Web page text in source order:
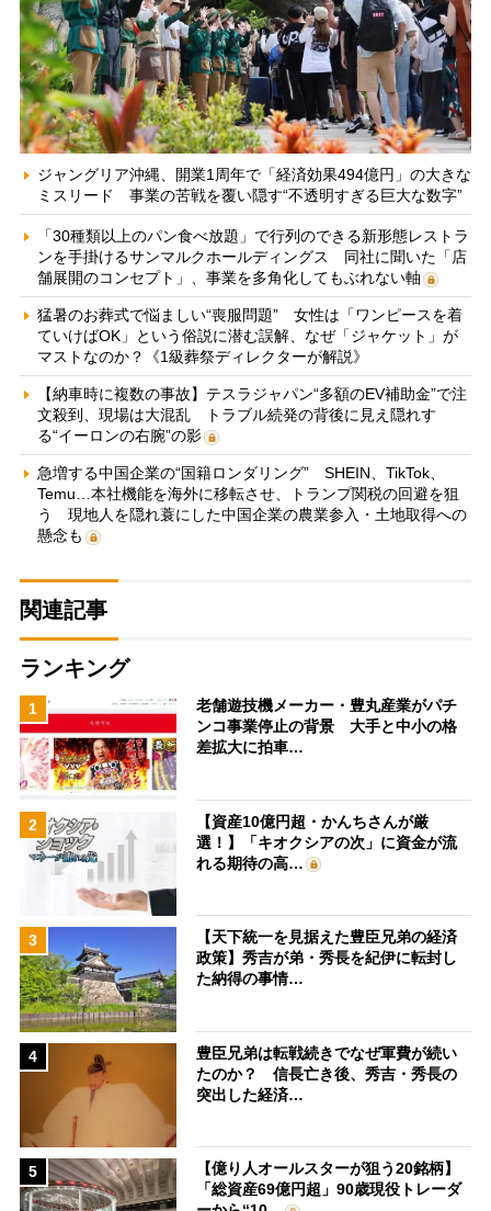
ジャングリア沖縄、開業1周年で「経済効果494億円」の大きな
ミスリード 事業の苦戦を覆い隠す“不透明すぎる巨大な数字”
「30種類以上のパン食べ放題」で行列のできる新形態レストラ
ンを手掛けるサンマルクホールディングス 同社に聞いた「店
舗展開のコンセプト」、事業を多角化してもぶれない軸
猛暑のお葬式で悩ましい“喪服問題” 女性は「ワンピースを着
ていけばOK」という俗説に潜む誤解、なぜ「ジャケット」が
マストなのか？《1級葬祭ディレクターが解説》
【納車時に複数の事故】テスラジャパン“多額のEV補助金”で注
文殺到、現場は大混乱 トラブル続発の背後に見え隠れす
る“イーロンの右腕”の影
急増する中国企業の“国籍ロンダリング” SHEIN、TikTok、
Temu…本社機能を海外に移転させ、トランプ関税の回避を狙
う 現地人を隠れ蓑にした中国企業の農業参入・土地取得への
懸念も
関連記事
ランキング
1
老舗遊技機メーカー・豊丸産業がパチ
ンコ事業停止の背景 大手と中小の格
差拡大に拍車…
2
【資産10億円超・かんちさんが厳
選！】「キオクシアの次」に資金が流
れる期待の高…
3
【天下統一を見据えた豊臣兄弟の経済
政策】秀吉が弟・秀長を紀伊に転封し
た納得の事情…
4
豊臣兄弟は転戦続きでなぜ軍費が続い
たのか？ 信長亡き後、秀吉・秀長の
突出した経済…
5
【億り人オールスターが狙う20銘柄】
「総資産69億円超」90歳現役トレーダ